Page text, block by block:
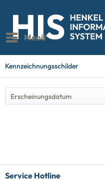
Menü
Kennzeichnungsschilder
Service Hotline